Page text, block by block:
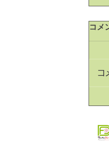
コメ
コ